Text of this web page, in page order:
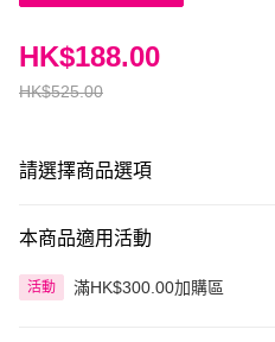
HK$525.00
HK$188.00
請選擇商品選項
本商品適用活動
活動 滿HK$300.00加購區